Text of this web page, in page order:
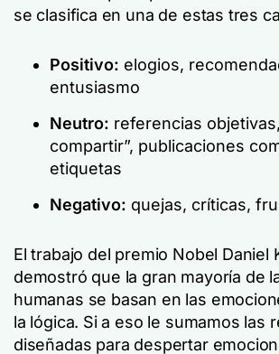
se clasifica en una de estas tres
Positivo: elogios,
entusiasmo
Neutro: referencias
compartir”, publicaciones
etiquetas
Negativo: quejas, críticas,
El trabajo del premio Nobel Daniel
demostró que la gran mayoría de
humanas se basan en las
la lógica. Si a eso le sumamos las
diseñadas para despertar